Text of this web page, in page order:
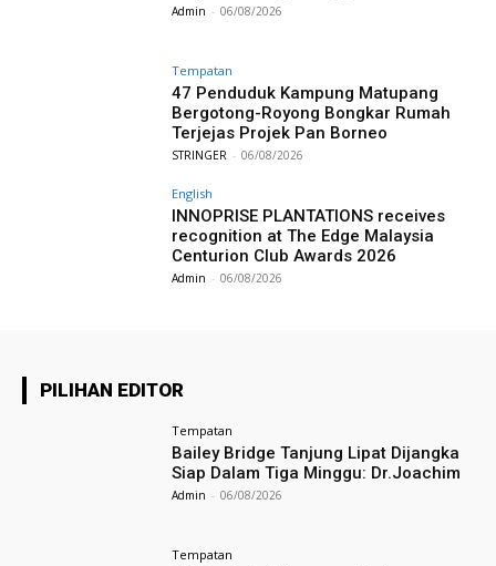
Admin - 06/08/2026
Tempatan
47 Penduduk Kampung Matupang
Bergotong-Royong Bongkar Rumah
Terjejas Projek Pan Borneo
STRINGER - 06/08/2026
English
INNOPRISE PLANTATIONS receives
recognition at The Edge Malaysia
Centurion Club Awards 2026
Admin - 06/08/2026
PILIHAN EDITOR
Tempatan
Bailey Bridge Tanjung Lipat Dijangka
Siap Dalam Tiga Minggu: Dr.Joachim
Admin - 06/08/2026
Tempatan